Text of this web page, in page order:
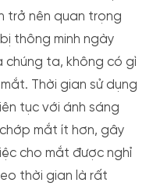
trở nên quan trọng
thông minh ngày
chúng ta, không có gì
Thời gian sử dụng
tục với ánh sáng
mắt ít hơn, gây
cho mắt được nghỉ
thời gian là rất